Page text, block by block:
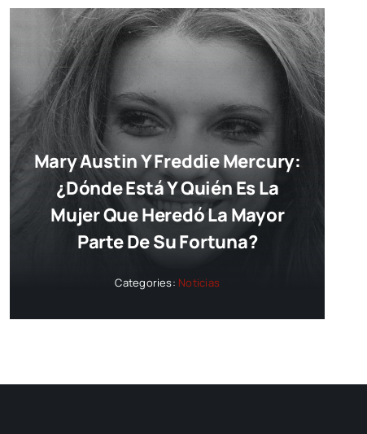
Mary Austin Y Freddie Mercury:
¿dónde Está Y Quién Es La
Mujer Que Heredó La Mayor
Parte De Su Fortuna?
Categories: Noticias